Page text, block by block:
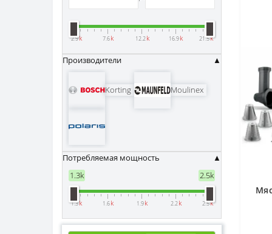
2.9k 7.6k 12.2k 16.9k 21.5k
Производители
Korting Moulinex
Потребляемая мощность
1.3k 2.5k
1.3k 1.6k 1.9k 2.2k 2.5k